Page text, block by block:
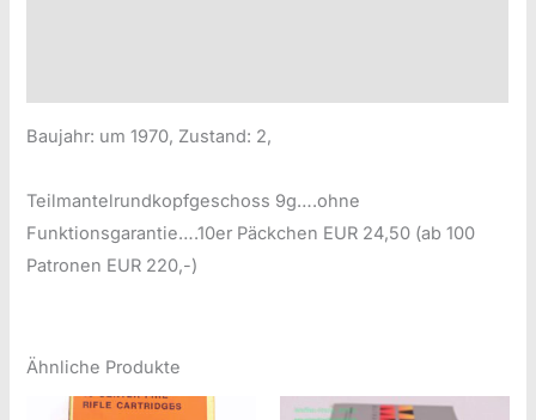
Baujahr: um 1970, Zustand: 2,
Teilmantelrundkopfgeschoss 9g….ohne
Funktionsgarantie….10er Päckchen EUR 24,50 (ab 100
Patronen EUR 220,-)
Ähnliche Produkte